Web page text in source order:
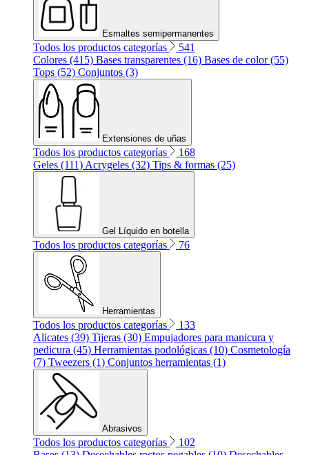
Esmaltes semipermanentes
Todos los productos categorías
541
Colores (415) Bases transparentes (16) Bases de color (55)
Tops (52) Conjuntos (3)
Extensiones de uñas
Todos los productos categorías
168
Geles (111) Acrygeles (32) Tips & formas (25)
Gel Líquido en botella
Todos los productos categorías 76
Herramientas
Todos los productos categorías
133
Alicates (39) Tijeras (30) Empujadores para manicura y
pedicura (45) Herramientas podológicas (10) Cosmetología
(7) Tweezers (1) Conjuntos herramientas (1)
Abrasivos
Todos los productos categorías
102